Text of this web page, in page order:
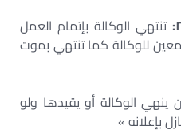
تنتهي الوكالة بإتمام العمل
للوكالة كما تنتهي بموت
الوكالة أو يقيدها ولو
بإعلانه »